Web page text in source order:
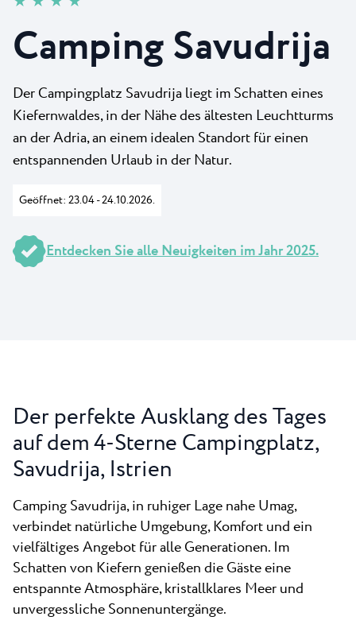
Camping Kanegra
Alle Campingplätze
Plava Laguna Sport
Gastronomie
Pepi Club
Alles Erkunden
Neu
Kontakt
Camping Savudrija
Der Campingplatz Savudrija liegt im Schatten eines
Kiefernwaldes, in der Nähe des ältesten Leuchtturms
an der Adria, an einem idealen Standort für einen
entspannenden Urlaub in der Natur.
Geöffnet: 23.04 - 24.10.2026.
Entdecken Sie alle Neuigkeiten im Jahr 2025.
Der perfekte Ausklang des Tages
auf dem 4-Sterne Campingplatz,
Savudrija, Istrien
Camping Savudrija, in ruhiger Lage nahe Umag,
verbindet natürliche Umgebung, Komfort und ein
vielfältiges Angebot für alle Generationen. Im
Schatten von Kiefern genießen die Gäste eine
entspannte Atmosphäre, kristallklares Meer und
unvergessliche Sonnenuntergänge.